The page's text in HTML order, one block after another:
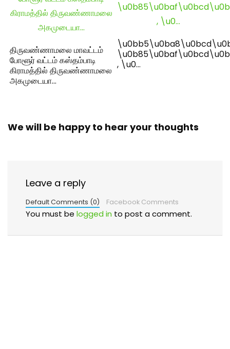
திருவண்ணாமலை மாவட்டம்
போளூர் வட்டம் கஸ்தம்பாடி
கிராமத்தில் திருவண்ணாமலை
அகமுடையா…
, \u0…
We will be happy to hear your thoughts
Leave a reply
Default Comments (0) Facebook Comments
You must be logged in to post a comment.